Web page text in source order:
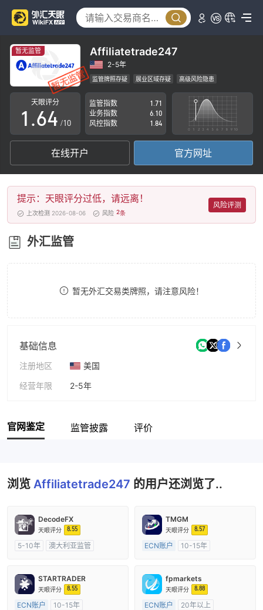
暂无监管 Affiliatetrade247
2-5年
监管牌照存疑 展业区域存疑 高级风险隐患
天眼评分
0
1
2
3
4
5
6
7
.
2
3
4
5
6
7
8
9
0
1
2
3
4
5
6
7
8
9
/10
监管指数
1.71
业务指数
6.10
风控指数
1.84
在线开户 官方网址
提示：天眼评分过低，请远离！
上次检测 2026-08-06 风险 2条
风险评测
外汇监管
暂无外汇交易类牌照，请注意风险！
基础信息
注册地区
美国
经营年限
2-5年
官网鉴定 监管披露 评价
浏览 Affiliatetrade247 的用户还浏览了..
DecodeFX
天眼评分 8.55
5-10年
澳大利亚监管
TMGM
天眼评分 8.57
ECN账户
10-15年
主标MT4
STARTRADER
天眼评分 8.55
ECN账户
10-15年
fpmarkets
天眼评分 8.88
ECN账户
20年以上